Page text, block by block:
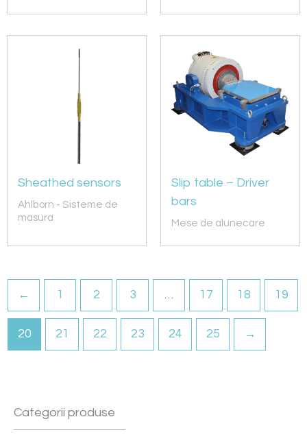
Sheathed sensors
Ahlborn - Sisteme de
masura
Slip table – Driver
bars
Mese de alunecare
← 1 2 3 … 17 18 19
20 21 22 23 24 25 →
Categorii produse